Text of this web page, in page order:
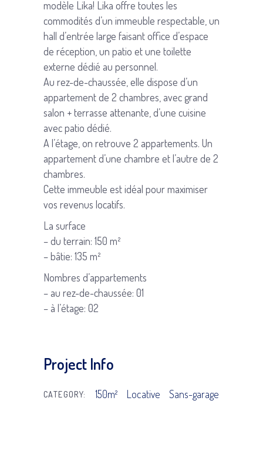
modèle Lika! Lika offre toutes les
commodités d’un immeuble respectable, un
hall d’entrée large faisant office d’espace
de réception, un patio et une toilette
externe dédié au personnel.
Au rez-de-chaussée, elle dispose d’un
appartement de 2 chambres, avec grand
salon + terrasse attenante, d’une cuisine
avec patio dédié.
A l’étage, on retrouve 2 appartements. Un
appartement d’une chambre et l’autre de 2
chambres.
Cette immeuble est idéal pour maximiser
vos revenus locatifs.
La surface
– du terrain: 150 m²
– bâtie: 135 m²
Nombres d’appartements
– au rez-de-chaussée: 01
– à l’étage: 02
Project Info
CATEGORY: 150m² Locative Sans-garage